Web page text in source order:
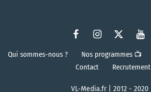
Qui sommes-nous ? Nos programmes 📺
Contact
Recrutement
VL-Media.fr | 2012 - 2020